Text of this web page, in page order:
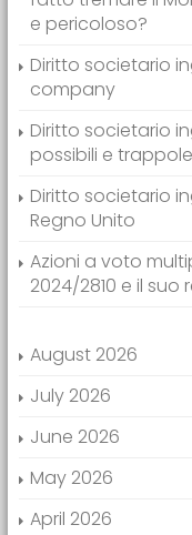
e pericoloso?
Diritto societario
company
Diritto societario
possibili e
Diritto societario
Regno Unito
Azioni a voto
2024/2810 e il
August 2026
July 2026
June 2026
May 2026
April 2026